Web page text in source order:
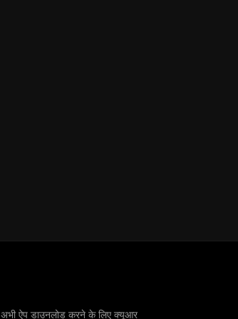
अभी ऐप डाउनलोड करने के लिए क्यूआर